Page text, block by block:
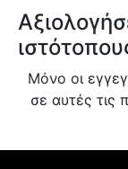
Μόνο οι
σε αυτές τις